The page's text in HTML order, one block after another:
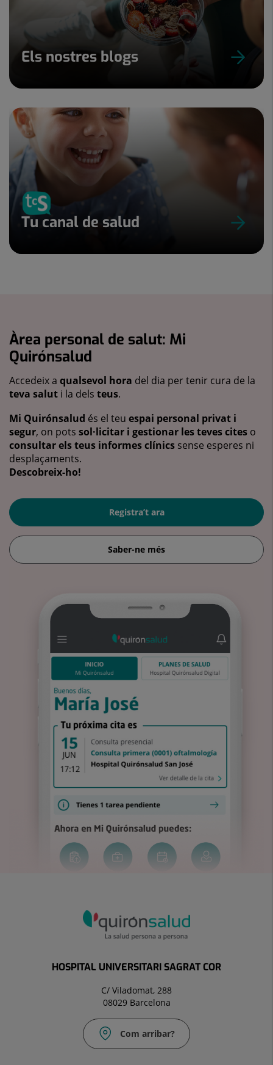
Els nostres blogs
Tu canal de salud
Àrea personal de salut: Mi
Quirónsalud
Accedeix a qualsevol hora del dia per tenir cura de la
teva salut i la dels teus.
Mi Quirónsalud és el teu espai personal privat i
segur, on pots sol·licitar i gestionar les teves cites o
consultar els teus informes clínics sense esperes ni
desplaçaments.
Descobreix-ho!
Registra’t ara
Saber-ne més
HOSPITAL UNIVERSITARI SAGRAT COR
C/ Viladomat, 288
08029 Barcelona
Com arribar?